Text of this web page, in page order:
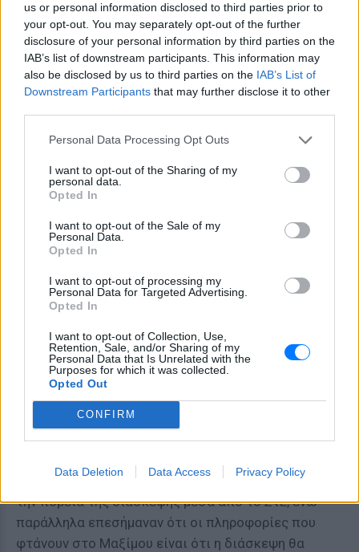
us or personal information disclosed to third parties prior to
your opt-out. You may separately opt-out of the further
disclosure of your personal information by third parties on the
IAB’s list of downstream participants. This information may
also be disclosed by us to third parties on the IAB’s List of
Downstream Participants that may further disclose it to other
Personal Data Processing Opt Outs
I want to opt-out of the Sharing of my
personal data.
Opted In
I want to opt-out of the Sale of my
Personal Data.
Opted In
I want to opt-out of processing my
Personal Data for Targeted Advertising.
Opted In
I want to opt-out of Collection, Use,
Retention, Sale, and/or Sharing of my
Personal Data that Is Unrelated with the
Purposes for which it was collected.
Opted Out
CONFIRM
Data Deletion Data Access Privacy Policy
Πάντως, εάν η σημερινή ψηφοφορία ξεπεράσει το
σκόπελο των τριών σημείων, όπως έλεγαν νομικοί,
μετά η υπολειπόμενη διαδικασία είναι ένας
μοναχικός περίπατος. Και αυτό γιατί η μη
συγκρότηση του ΕΣΡ και η μεταβίβαση των
αρμοδιοτήτων του στον υπουργό Επικρατείας, δεν
μπορεί να συνταγματικά να ξεπεραστεί, με
παρακάμφθηκε το ΕΣΡ για την διαδικασία
χορήγησης των τηλεοπτικών σταθμών, να κριθεί
αντισυνταγματικός και παράνομες οι υπουργικές
αποφάσεις που εν συνεχεία εκδόθηκαν.
Δικαστές που γνωρίζουν καλά το χώρο του ΣτΕ
έλεγαν στο protothema.gr ότι την περασμένη
Ολομέλεια του ΣτΕ με τους νομικούς ισχυρισμούς
της για το δεύτερο στάδιο της διάσκεψης, δηλαδή
αφού έχει ξεπεραστεί ο σκόπελος των τριών
σημείων.
Οι ίδιοι δικαστές έκαναν λόγω για κατάσταση
εσωτερική πληροφόρηση της κυβέρνησης ως προς
την πορεία της διάσκεψης μέσα από το ΣτΕ, ενώ
παράλληλα επεσήμαναν ότι οι πληροφορίες που
φτάνουν στο Μαξίμου είναι ότι η διάσκεψη θα